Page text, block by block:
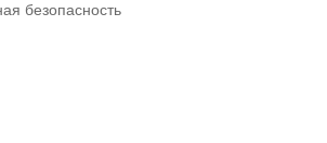
безопасность